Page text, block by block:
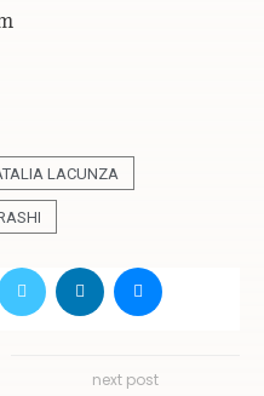
LACUNZA
next post